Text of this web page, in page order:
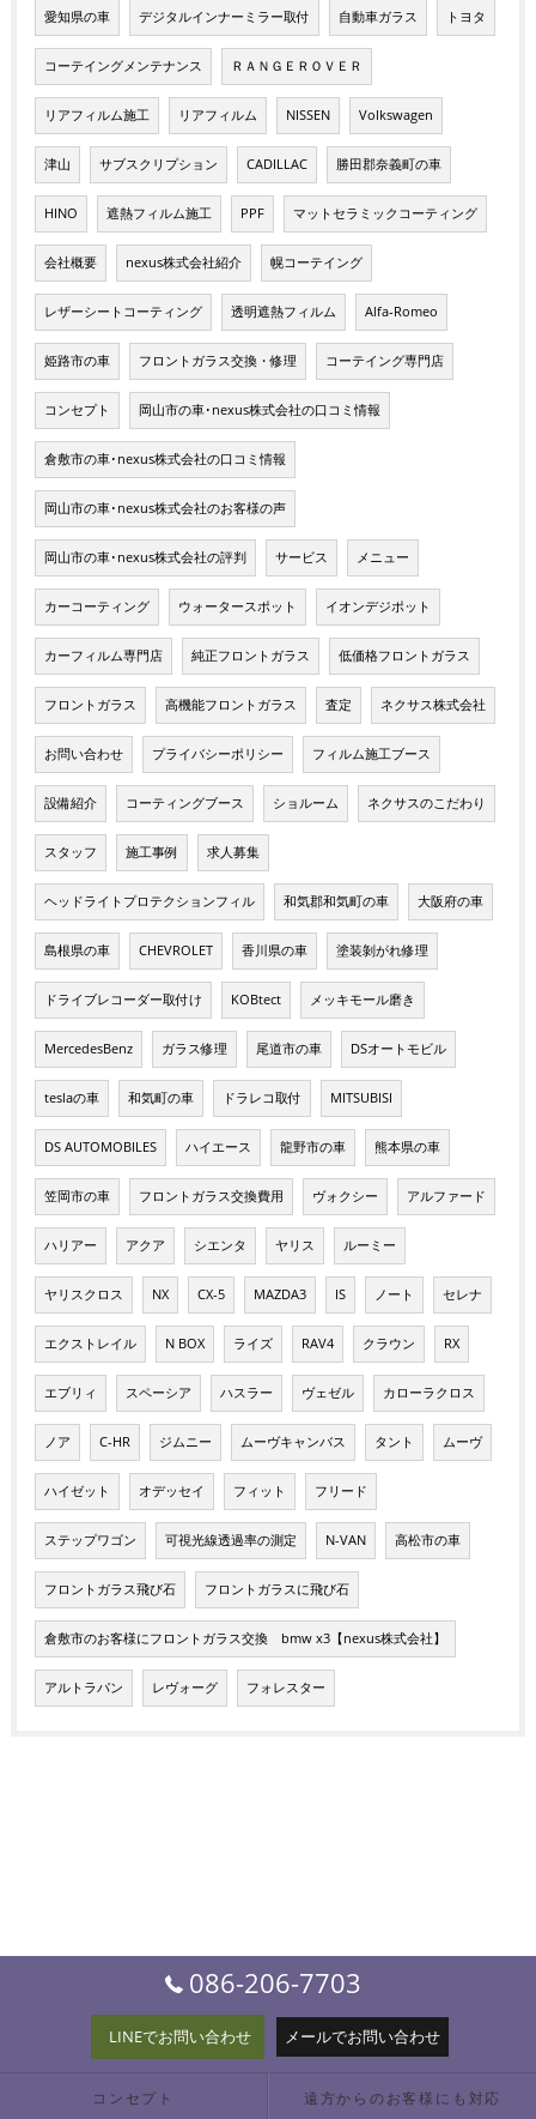
愛知県の車 デジタルインナーミラー取付 自動車ガラス トヨタ
コーテイングメンテナンス ＲＡＮＧＥＲＯＶＥＲ
リアフィルム施工 リアフィルム NISSEN Volkswagen
津山 サブスクリプション CADILLAC 勝田郡奈義町の車
HINO 遮熱フィルム施工 PPF マットセラミックコーティング
会社概要 nexus株式会社紹介 幌コーテイング
レザーシートコーティング 透明遮熱フィルム Alfa-Romeo
姫路市の車 フロントガラス交換・修理 コーテイング専門店
コンセプト 岡山市の車･nexus株式会社の口コミ情報
倉敷市の車･nexus株式会社の口コミ情報
岡山市の車･nexus株式会社のお客様の声
岡山市の車･nexus株式会社の評判 サービス メニュー
カーコーティング ウォータースポット イオンデジポット
カーフィルム専門店 純正フロントガラス 低価格フロントガラス
フロントガラス 高機能フロントガラス 査定 ネクサス株式会社
お問い合わせ プライバシーポリシー フィルム施工ブース
設備紹介 コーティングブース ショルーム ネクサスのこだわり
スタッフ 施工事例 求人募集
ヘッドライトプロテクションフィル 和気郡和気町の車 大阪府の車
島根県の車 CHEVROLET 香川県の車 塗装剝がれ修理
ドライブレコーダー取付け KOBtect メッキモール磨き
MercedesBenz ガラス修理 尾道市の車 DSオートモビル
teslaの車 和気町の車 ドラレコ取付 MITSUBISI
DS AUTOMOBILES ハイエース 龍野市の車 熊本県の車
笠岡市の車 フロントガラス交換費用 ヴォクシー アルファード
ハリアー アクア シエンタ ヤリス ルーミー
ヤリスクロス NX CX-5 MAZDA3 IS ノート セレナ
エクストレイル N BOX ライズ RAV4 クラウン RX
エブリィ スペーシア ハスラー ヴェゼル カローラクロス
ノア C-HR ジムニー ムーヴキャンバス タント ムーヴ
ハイゼット オデッセイ フィット フリード
ステップワゴン 可視光線透過率の測定 N-VAN 高松市の車
フロントガラス飛び石 フロントガラスに飛び石
倉敷市のお客様にフロントガラス交換 bmw x3【nexus株式会社】
アルトラパン レヴォーグ フォレスター
086-206-7703
LINEでお問い合わせ メールでお問い合わせ
コンセプト 遠方からのお客様にも対応